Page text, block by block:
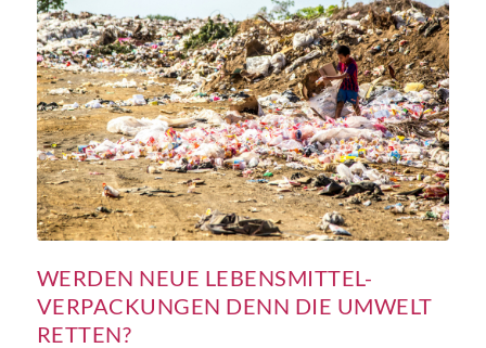
WERDEN NEUE LEBENSMITTEL-
VERPACKUNGEN DENN DIE UMWELT
RETTEN?